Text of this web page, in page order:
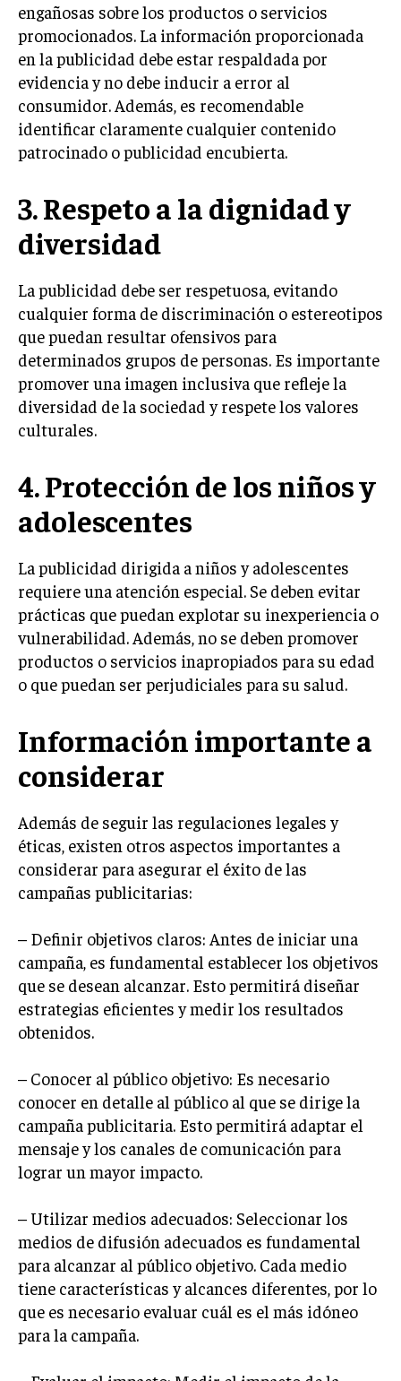
IMPORTACIÓN Y EXPORTACIÓN
ALIANZAS ESTRATÉGICAS
TECNOLOGIA
SOSTENIBILIDAD Y MEDIO AMBIENTE
GESTIÓN DE LA INNOVACIÓN TECNOLÓGICA
TRANSFORMACIÓN DIGITAL
ANALÍTICA EMPRESARIAL Y BUSINESS
INTELLIGENCE
CIBERSEGURIDAD EMPRESARIAL
ESTRATEGIA
EMPRESAS FAMILIARES Y SUCESIÓN
GESTIÓN DEL RIESGO EMPRESARIAL
NEGOCIACIÓN Y RESOLUCIÓN DE CONFLICTOS
ÉXITO EMPRESARIAL Y CASOS DE ESTUDIO
GOBIERNO CORPORATIVO
ESTRATEGIAS DE NEGOCIOS
MARKETING B2B
MARKETING B2C
FRANQUICIAS
E-COMMERCE
E-COMMERCE Y COMERCIO ELECTRÓNICO
PRECIOS
GESTIÓN DE CRISIS EMPRESARIALES
EMPRESAS Y STARTUPS TECNOLÓGICAS
MÁS
PROYECTOS
GESTIÓN DE PROYECTOS
GESTIÓN DE OPERACIONES Y CADENA DE
LOGÍSTICA EMPRESARIAL
CALIDAD Y MEJORA CONTINUA
TALENTOS
RECURSOS HUMANOS Y GESTIÓN DEL
COMPENSACIÓN Y BENEFICIOS
RECLUTAMIENTO Y SELECCIÓN
DESARROLLO DE PERSONAL
GESTIÓN DEL DESEMPEÑO
engañosas sobre los productos o servicios
promocionados. La información proporcionada
en la publicidad debe estar respaldada por
evidencia y no debe inducir a error al
consumidor. Además, es recomendable
identificar claramente cualquier contenido
patrocinado o publicidad encubierta.
3. Respeto a la dignidad y
diversidad
La publicidad debe ser respetuosa, evitando
cualquier forma de discriminación o estereotipos
que puedan resultar ofensivos para
determinados grupos de personas. Es importante
promover una imagen inclusiva que refleje la
diversidad de la sociedad y respete los valores
culturales.
4. Protección de los niños y
adolescentes
La publicidad dirigida a niños y adolescentes
requiere una atención especial. Se deben evitar
prácticas que puedan explotar su inexperiencia o
vulnerabilidad. Además, no se deben promover
productos o servicios inapropiados para su edad
o que puedan ser perjudiciales para su salud.
Información importante a
considerar
Además de seguir las regulaciones legales y
éticas, existen otros aspectos importantes a
considerar para asegurar el éxito de las
campañas publicitarias:
– Definir objetivos claros: Antes de iniciar una
campaña, es fundamental establecer los objetivos
que se desean alcanzar. Esto permitirá diseñar
estrategias eficientes y medir los resultados
obtenidos.
– Conocer al público objetivo: Es necesario
conocer en detalle al público al que se dirige la
campaña publicitaria. Esto permitirá adaptar el
mensaje y los canales de comunicación para
lograr un mayor impacto.
– Utilizar medios adecuados: Seleccionar los
medios de difusión adecuados es fundamental
para alcanzar al público objetivo. Cada medio
tiene características y alcances diferentes, por lo
que es necesario evaluar cuál es el más idóneo
para la campaña.